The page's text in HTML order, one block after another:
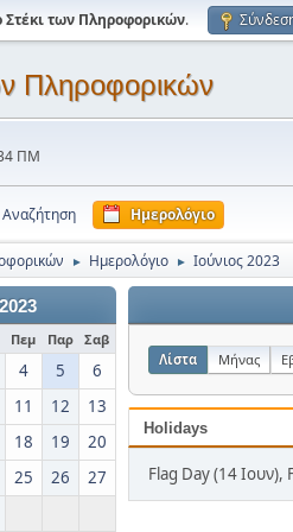
Στέκι των Πληροφορικών.
Πληροφορικών
ΠΜ
Αναζήτηση Ημερολόγιο
► Ημερολόγιο ► Ιούνιος 2023
Πεμ Παρ Σαβ
4 5
6
11 12
13
18 19
20
25 26
27
Λίστα Μήνας
Holidays
Flag Day (14 Ιουν),